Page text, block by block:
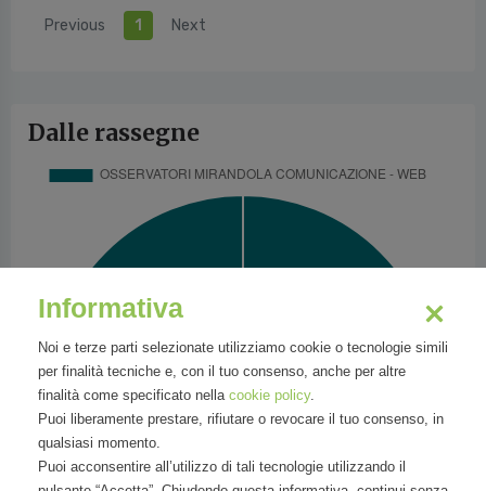
Previous 1 Next
Dalle rassegne
Informativa
Noi e terze parti selezionate utilizziamo cookie o tecnologie simili
per finalità tecniche e, con il tuo consenso, anche per altre
finalità come specificato nella cookie policy.
Puoi liberamente prestare, rifiutare o revocare il tuo consenso, in
qualsiasi momento.
Puoi acconsentire all’utilizzo di tali tecnologie utilizzando il